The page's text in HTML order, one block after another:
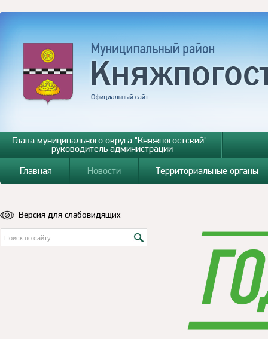
Глава муниципального округа "Княжпогостский" -
руководитель администрации
Главная
Новости Территориальные органы
Версия для слабовидящих